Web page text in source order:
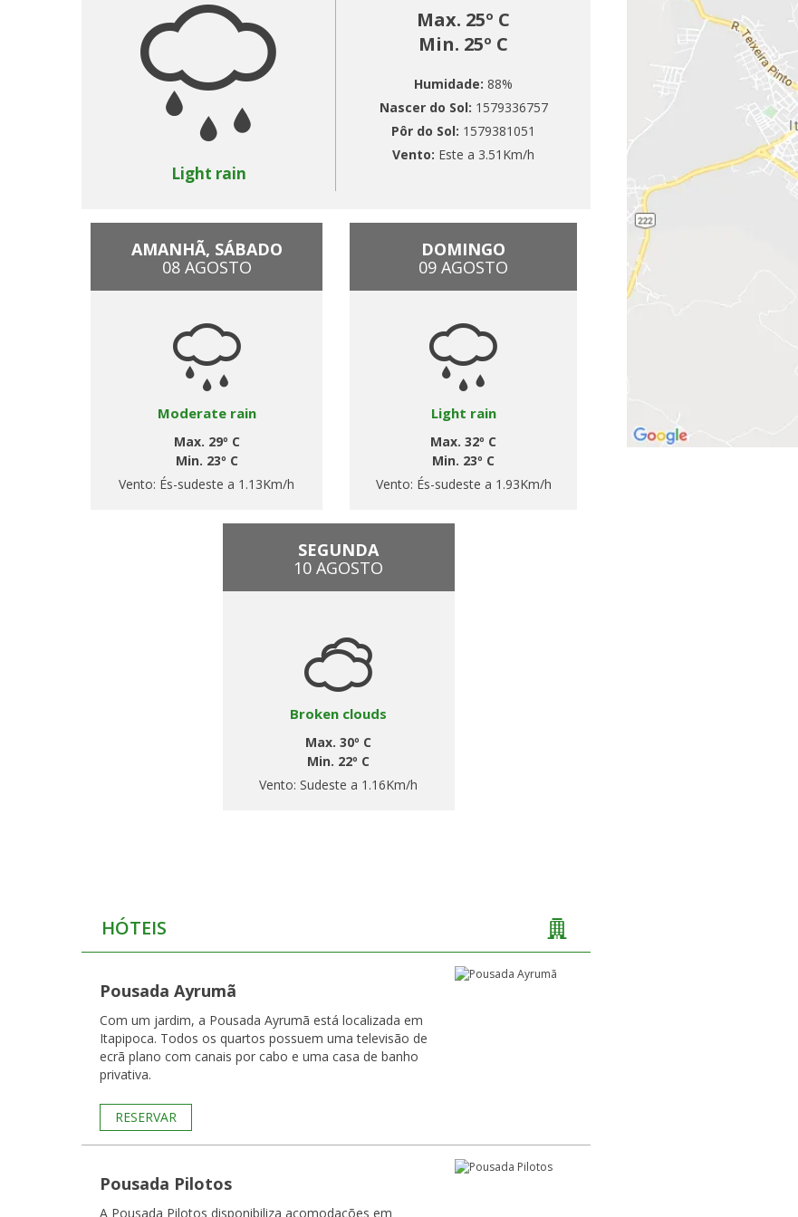
Light rain
Max. 25º C
Min. 25º C
Humidade: 88%
Nascer do Sol: 1579336757
Pôr do Sol: 1579381051
Vento: Este a 3.51Km/h
AMANHÃ, SÁBADO
08 AGOSTO
Moderate rain
Max. 29º C
Min. 23º C
Vento: És-sudeste a 1.13Km/h
DOMINGO
09 AGOSTO
Light rain
Max. 32º C
Min. 23º C
Vento: És-sudeste a 1.93Km/h
SEGUNDA
10 AGOSTO
Broken clouds
Max. 30º C
Min. 22º C
Vento: Sudeste a 1.16Km/h
HÓTEIS
Pousada Ayrumã
Com um jardim, a Pousada Ayrumã está localizada em
Itapipoca. Todos os quartos possuem uma televisão de
ecrã plano com canais por cabo e uma casa de banho
privativa.
RESERVAR
Pousada Pilotos
A Pousada Pilotos disponibiliza acomodações em